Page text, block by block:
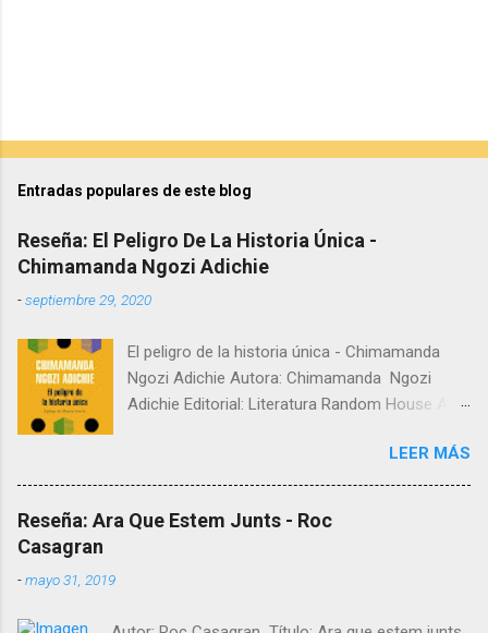
Entradas populares de este blog
Reseña: El Peligro De La Historia Única -
Chimamanda Ngozi Adichie
-septiembre 29, 2020
El peligro de la historia única - Chimamanda
Ngozi Adichie Autora: Chimamanda Ngozi
Adichie Editorial: Literatura Random House Año:
Chimamanda, con más de doce millones de
reproducciones. Con su característico amor
Chimamanda Ngozi Adichie hace una llamada a
LEER MÁS
Reseña: Ara Que Estem Junts - Roc
Casagran
-mayo 31, 2019